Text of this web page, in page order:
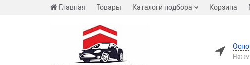
Главная Товары Каталоги подбора Корзина